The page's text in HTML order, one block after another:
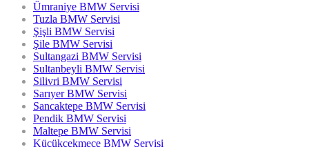
Ümraniye BMW Servisi
Tuzla BMW Servisi
Şişli BMW Servisi
Şile BMW Servisi
Sultangazi BMW Servisi
Sultanbeyli BMW Servisi
Silivri BMW Servisi
Sarıyer BMW Servisi
Sancaktepe BMW Servisi
Pendik BMW Servisi
Maltepe BMW Servisi
Küçükçekmece BMW Servisi